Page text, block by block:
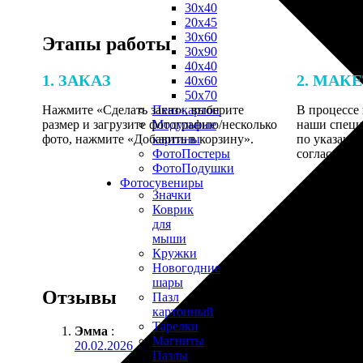
30х40
20х45
30х60
30х90
40х40
40х60
50х70
Пенокартон
Модульные
картины
ФотоПостеры
ФотоПодушки
Фотоcувениры
Значки
Коврик
для
мыши
Кружки
Новогодние
шары
Пазл
картонный
Тарелки
Магниты
Пазлы
Этапы работы
1. ЗАКАЗ
Нажмите «Сделать заказ», выберите
размер и загрузите фотографию/несколько
фото, нажмите «Добавить в корзину».
2.
В процессе
наши
по
Отзывы
Эмма :
20.02.2026